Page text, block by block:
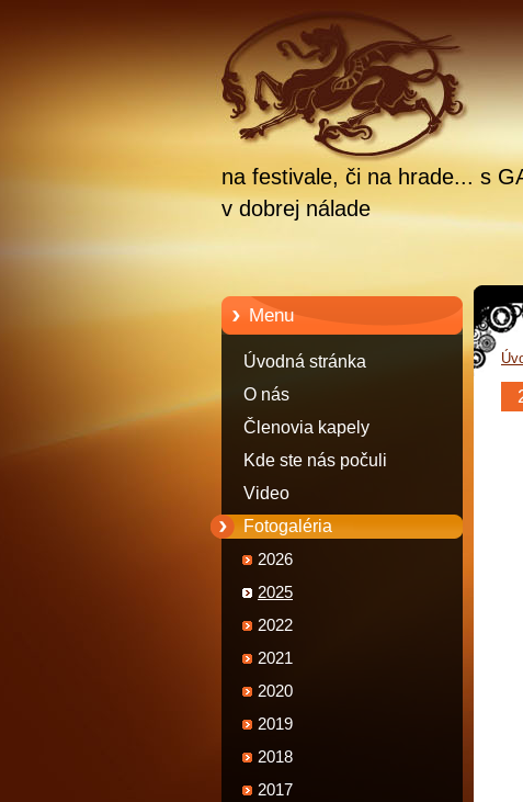
na festivale, či na hrade... s
v dobrej nálade
Menu
Úvodná stránka
O nás
Členovia kapely
Kde ste nás počuli
Video
Fotogaléria
2026
2025
2022
2021
2020
2019
2018
2017